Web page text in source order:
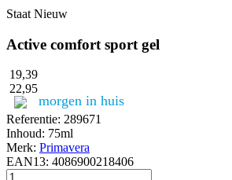
Staat Nieuw
Active comfort sport gel
19,39
22,95
morgen in huis
Referentie: 289671
Inhoud: 75ml
Merk: Primavera
EAN13: 4086900218406